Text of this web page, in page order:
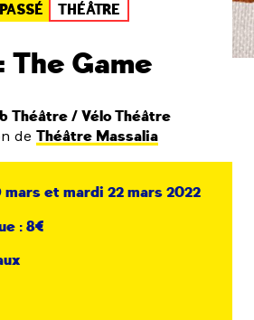
THÉÂTRE
The Game
Théâtre / Vélo Théâtre
de Théâtre Massalia
mars et mardi 22 mars 2022
: 8€